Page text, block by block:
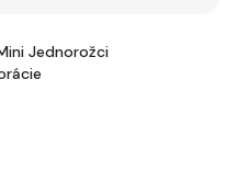
Jednorožci